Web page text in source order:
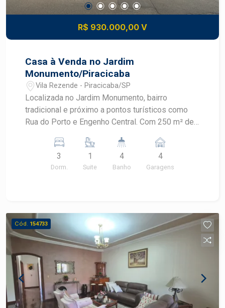
em uma localização estratégica na Vila Rezende.
R$ 930.000,00 V
Casa à Venda no Jardim
Monumento/Piracicaba
Vila Rezende - Piracicaba/SP
Localizada no Jardim Monumento, bairro
tradicional e próximo a pontos turísticos como
Rua do Porto e Engenho Central. Com 250 m² de
para quem busca espaço amplo e bem
distribuído. -Piso Superior: Sala com varanda. 3
dormitórios planejados, sendo 1 suíte com
planejada. Dormitório adicional. Espaço gourmet
com churrasqueira, pia de apoio e banheiro
externo. -Infraestrutura e Diferenciais 4 vagas de
garagem, sendo 2 descobertas. Portão
eletrônico. Ambientes planejados. Integração
perfeita entre área social e lazer. Estuda permuta
com apartamento de menor valor. **Construa seu
futuro com quem é agente de desenvolvimento
3
Dorm.
1
Suite
4
Banho
4
Garagens
Cód. 154733